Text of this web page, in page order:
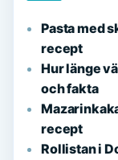
Pasta med
recept
Hur länge
och fakta
recept
Rollistan i